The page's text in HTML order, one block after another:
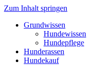
Zum Inhalt springen
Grundwissen
Hundewissen
Hundepflege
Hunderassen
Hundekauf